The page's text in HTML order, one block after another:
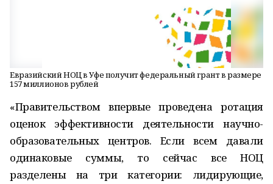
Евразийский НОЦ в Уфе получит федеральный грант в размере
157 миллионов рублей
«Правительством впервые проведена ротация
оценок эффективности деятельности научно-
образовательных центров. Если всем давали
одинаковые суммы, то сейчас все НОЦ
разделены на три категории: лидирующие,